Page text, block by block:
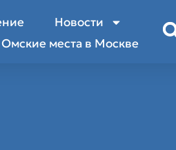
Новости
Омские места в Москве